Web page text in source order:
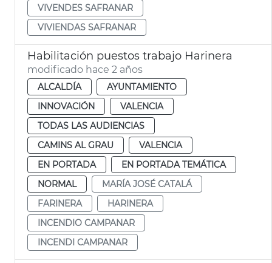
VIVENDES SAFRANAR
VIVIENDAS SAFRANAR
Habilitación puestos trabajo Harinera
modificado hace 2 años
ALCALDÍA
AYUNTAMIENTO
INNOVACIÓN
VALENCIA
TODAS LAS AUDIENCIAS
CAMINS AL GRAU
VALENCIA
EN PORTADA
EN PORTADA TEMÁTICA
NORMAL
MARÍA JOSÉ CATALÁ
FARINERA
HARINERA
INCENDIO CAMPANAR
INCENDI CAMPANAR